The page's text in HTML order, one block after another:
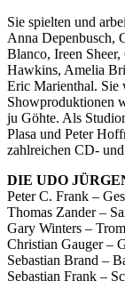
Sie spielten und
Anna Depenbusch,
Blanco, Ireen
Hawkins, Amelia
Eric Marienthal. Sie
Showproduktionen
ju Göhte. Als
Plasa und Peter
zahlreichen CD-
DIE UDO
Peter C. Frank –
Thomas Zander –
Gary Winters –
Christian Gauger –
Sebastian Brand –
Sebastian Frank –